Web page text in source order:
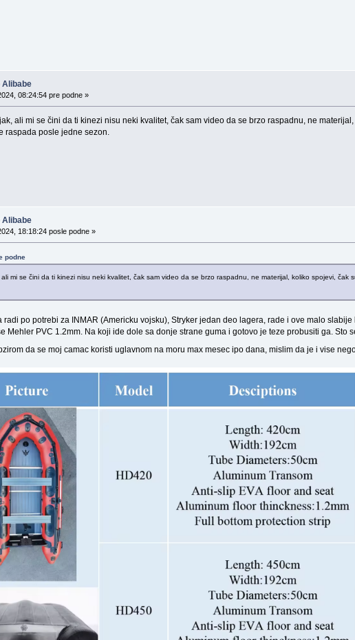
Alibabe
08:24:54 pre podne »
ali mi se čini da ti kinezi nisu neki kvalitet, čak sam video da se brzo raspadnu, ne
raspada posle jedne sezon.
Alibabe
18:18:24 posle podne »
podne
mi se čini da ti kinezi nisu neki kvalitet, čak sam video da se brzo raspadnu, ne materijal, koliko spojevi,
radi po potrebi za INMAR (Americku vojsku), Stryker jedan deo lagera, rade i ove malo
Mehler PVC 1.2mm. Na koji ide dole sa donje strane guma i gotovo je teze probusiti ga.
da se moj camac koristi uglavnom na moru max mesec ipo dana, mislim da je i vise